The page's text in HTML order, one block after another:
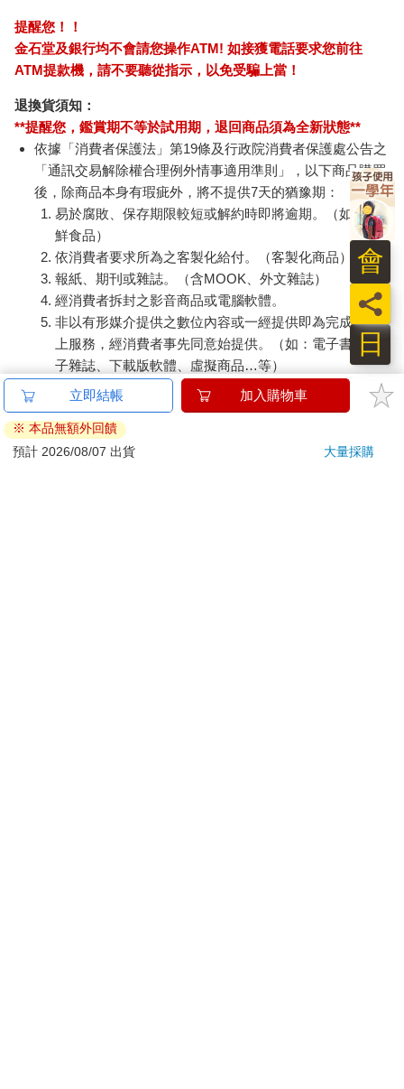
提醒您！！
金石堂及銀行均不會請您操作ATM! 如接獲電話要求您前往
ATM提款機，請不要聽從指示，以免受騙上當！
退換貨須知：
**提醒您，鑑賞期不等於試用期，退回商品須為全新狀態**
依據「消費者保護法」第19條及行政院消費者保護處公告之
「通訊交易解除權合理例外情事適用準則」，以下商品購買
後，除商品本身有瑕疵外，將不提供7天的猶豫期：
易於腐敗、保存期限較短或解約時即將逾期。（如：生
鮮食品）
依消費者要求所為之客製化給付。（客製化商品）
報紙、期刊或雜誌。（含MOOK、外文雜誌）
經消費者拆封之影音商品或電腦軟體。
非以有形媒介提供之數位內容或一經提供即為完成之線
上服務，經消費者事先同意始提供。（如：電子書、電
子雜誌、下載版軟體、虛擬商品…等）
已拆封之個人衛生用品。（如：內衣褲、刮鬍刀、除毛
刀…等）
若非上列種類商品，均享有到貨7天的猶豫期（含例假
日）。
立即結帳 加入購物車
※ 本品無額外回饋
預計 2026/08/07 出貨
大量採購
日
員